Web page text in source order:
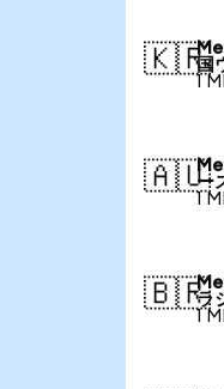
🇰🇷
国
1
🇦🇺
ー
1
🇧🇷
ラ
1